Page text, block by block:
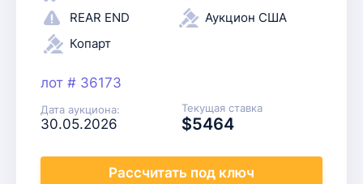
REAR END
Аукцион США
Копарт
лот # 36173
Дата аукциона:
30.05.2026
Текущая ставка
$5464
Рассчитать под ключ